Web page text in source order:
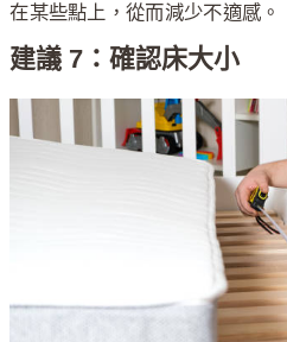
在某些點上，從而減少不適感。
建議 7：確認床大小